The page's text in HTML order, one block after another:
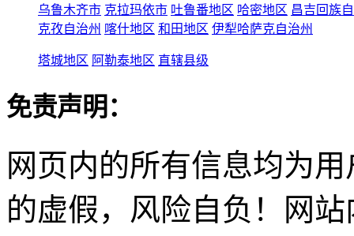
乌鲁木齐市 克拉玛依市 吐鲁番地区 哈密地区 昌吉回族
克孜自治州 喀什地区 和田地区 伊犁哈萨克自治州
塔城地区 阿勒泰地区 直辖县级
免责声明：
网页内的所有信息均为
的虚假，风险自负！网